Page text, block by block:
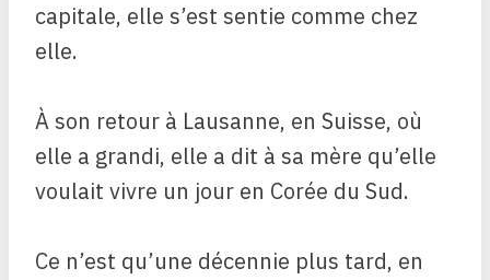
capitale, elle s’est sentie comme chez
elle.
À son retour à Lausanne, en Suisse, où
elle a grandi, elle a dit à sa mère qu’elle
voulait vivre un jour en Corée du Sud.
Ce n’est qu’une décennie plus tard, en